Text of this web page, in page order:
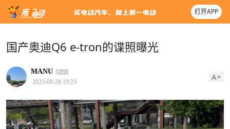
打开APP
国产奥迪Q6 e-tron的谍照曝光
MANU
2023-09-28 10:23 A+